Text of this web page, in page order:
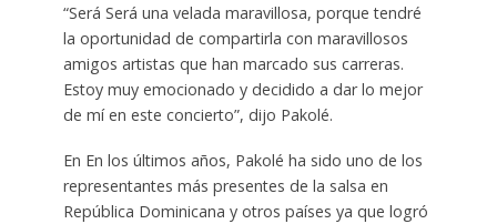
“Será Será una velada maravillosa, porque tendré
la oportunidad de compartirla con maravillosos
amigos artistas que han marcado sus carreras.
Estoy muy emocionado y decidido a dar lo mejor
de mí en este concierto”, dijo Pakolé.
En En los últimos años, Pakolé ha sido uno de los
representantes más presentes de la salsa en
República Dominicana y otros países ya que logró